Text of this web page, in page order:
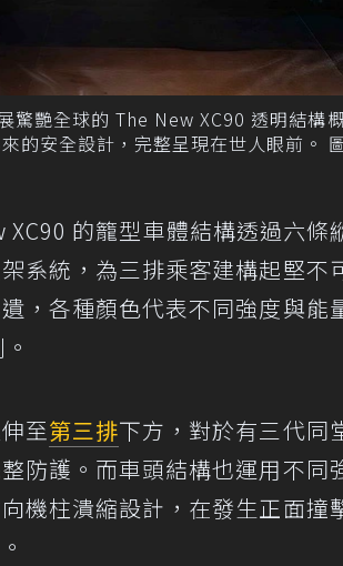
艷全球的 The New XC90 透明結構
的安全設計，完整呈現在世人眼前。
XC90 的籠型車體結構透過六條
系統，為三排乘客建構起堅不
，各種顏色代表不同強度與能
至第三排下方，對於有三代同
防護。而車頭結構也運用不同
機柱潰縮設計，在發生正面撞